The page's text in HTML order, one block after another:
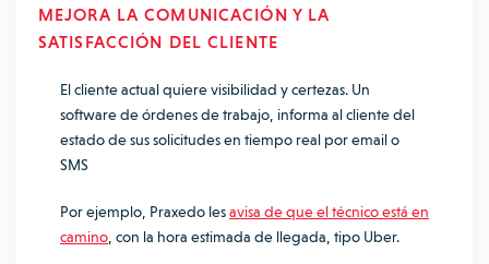
MEJORA LA COMUNICACIÓN Y LA
SATISFACCIÓN DEL CLIENTE
El cliente actual quiere visibilidad y certezas. Un
software de órdenes de trabajo, informa al cliente del
estado de sus solicitudes en tiempo real por email o
SMS
Por ejemplo, Praxedo lesavisa de que el técnico está en
camino , con la hora estimada de llegada, tipo Uber.